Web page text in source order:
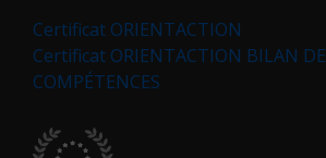
Certificat ORIENTACTION
Certificat ORIENTACTION BILAN DE
COMPÉTENCES